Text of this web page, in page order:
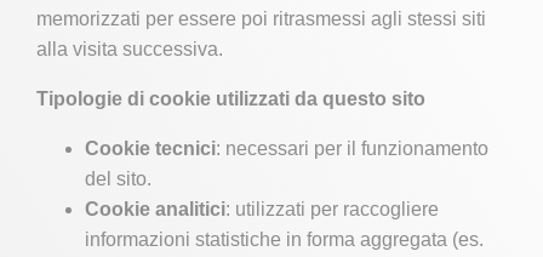
memorizzati per essere poi ritrasmessi agli stessi siti
alla visita successiva.
Tipologie di cookie utilizzati da questo sito
Cookie tecnici: necessari per il funzionamento
del sito.
Cookie analitici: utilizzati per raccogliere
informazioni statistiche in forma aggregata (es.